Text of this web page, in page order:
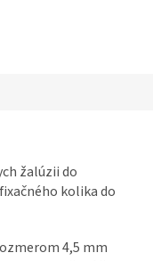
žalúzii do
kolika do
4,5 mm